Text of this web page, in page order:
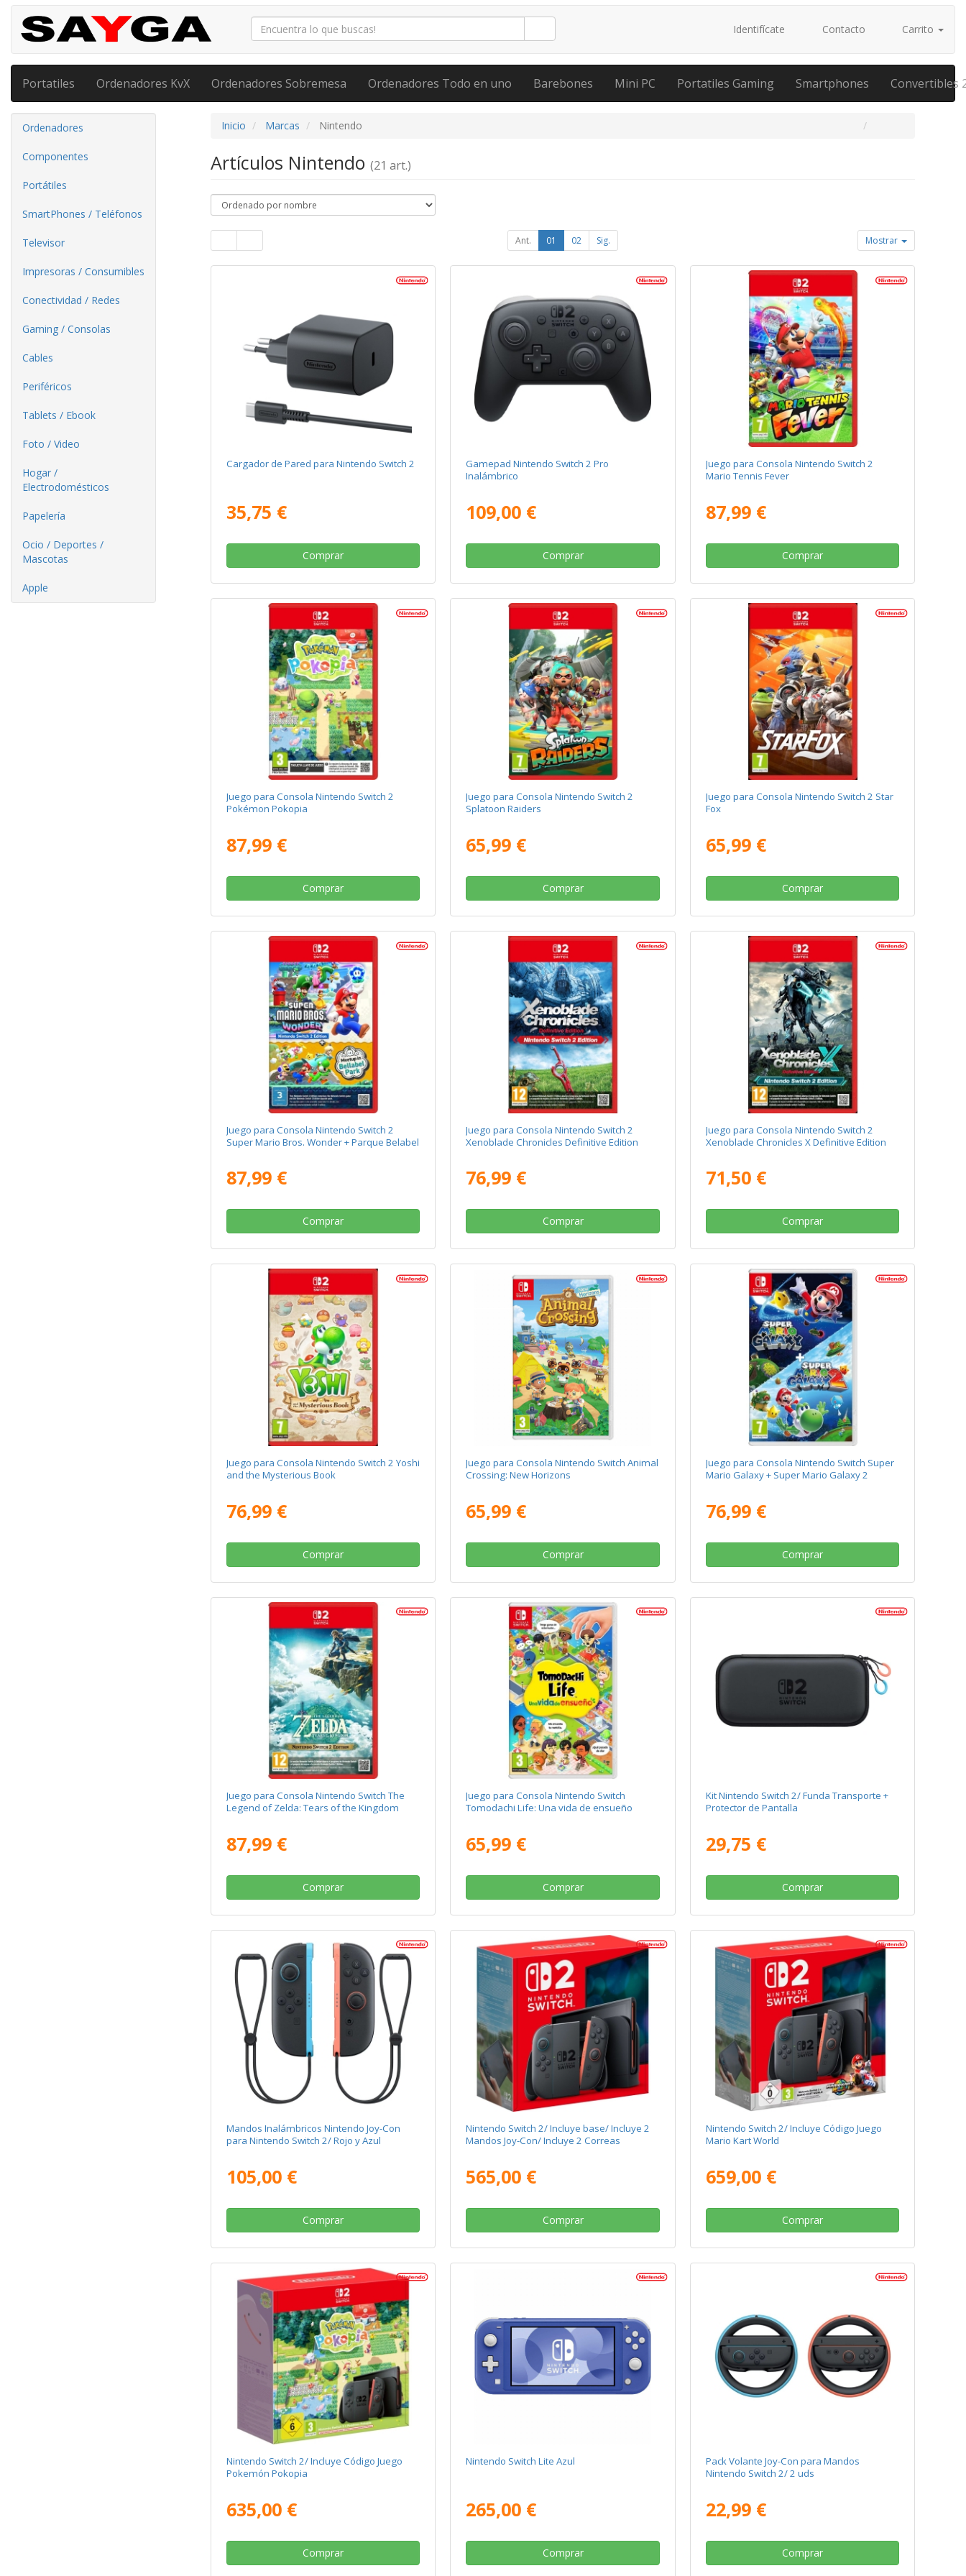
Identifícate Contacto Carrito
Portatiles Ordenadores KvX Ordenadores Sobremesa Ordenadores Todo en uno Barebones Mini PC Portatiles Gaming Smartphones Convertibles
Ordenadores
Componentes
Portátiles
SmartPhones / Teléfonos
Televisor
Impresoras / Consumibles
Conectividad / Redes
Gaming / Consolas
Cables
Periféricos
Tablets / Ebook
Foto / Video
Hogar /
Electrodomésticos
Papelería
Ocio / Deportes /
Mascotas
Apple
Inicio Marcas Nintendo
Artículos Nintendo (21 art.)
Ant. 01 02 Sig. Mostrar
Cargador de Pared para Nintendo Switch 2
35,75 €
Comprar
Gamepad Nintendo Switch 2 Pro
Inalámbrico
109,00 €
Comprar
Juego para Consola Nintendo Switch 2
Mario Tennis Fever
87,99 €
Comprar
Juego para Consola Nintendo Switch 2
Pokémon Pokopia
87,99 €
Comprar
Juego para Consola Nintendo Switch 2
Splatoon Raiders
65,99 €
Comprar
Juego para Consola Nintendo Switch 2 Star
Fox
65,99 €
Comprar
Juego para Consola Nintendo Switch 2
Super Mario Bros. Wonder + Parque Belabel
87,99 €
Comprar
Juego para Consola Nintendo Switch 2
Xenoblade Chronicles Definitive Edition
76,99 €
Comprar
Juego para Consola Nintendo Switch 2
Xenoblade Chronicles X Definitive Edition
71,50 €
Comprar
Juego para Consola Nintendo Switch 2 Yoshi
and the Mysterious Book
76,99 €
Comprar
Juego para Consola Nintendo Switch Animal
Crossing: New Horizons
65,99 €
Comprar
Juego para Consola Nintendo Switch Super
Mario Galaxy + Super Mario Galaxy 2
76,99 €
Comprar
Juego para Consola Nintendo Switch The
Legend of Zelda: Tears of the Kingdom
87,99 €
Comprar
Juego para Consola Nintendo Switch
Tomodachi Life: Una vida de ensueño
65,99 €
Comprar
Kit Nintendo Switch 2/ Funda Transporte +
Protector de Pantalla
29,75 €
Comprar
Mandos Inalámbricos Nintendo Joy-Con
para Nintendo Switch 2/ Rojo y Azul
105,00 €
Comprar
Nintendo Switch 2/ Incluye base/ Incluye 2
Mandos Joy-Con/ Incluye 2 Correas
565,00 €
Comprar
Nintendo Switch 2/ Incluye Código Juego
Mario Kart World
659,00 €
Comprar
Nintendo Switch 2/ Incluye Código Juego
Pokemón Pokopia
635,00 €
Comprar
Nintendo Switch Lite Azul
265,00 €
Comprar
Pack Volante Joy-Con para Mandos
Nintendo Switch 2/ 2 uds
22,99 €
Comprar